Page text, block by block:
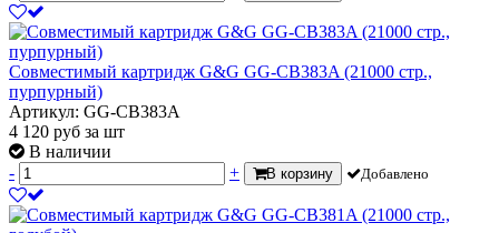
Совместимый картридж G&G GG-CB383A (21000 стр.,
пурпурный)
Артикул: GG-CB383A
4 120 руб за шт
В наличии
-
+ В корзину Добавлено